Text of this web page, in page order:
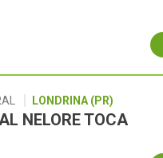
LONDRINA (PR)
NELORE TOCA